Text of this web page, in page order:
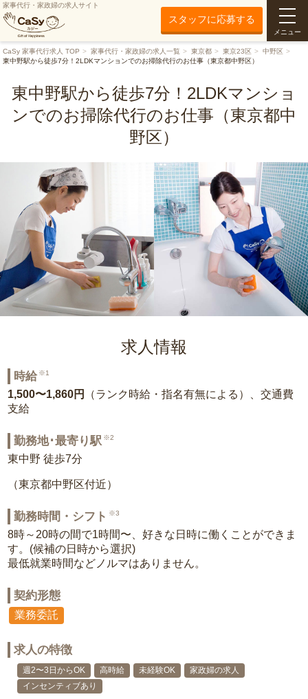
家事代行・家政婦の求人サイト
スタッフに応募する
メニュー
CaSy 家事代行求人 TOP 家事代行・家政婦の求人一覧 東京都 東京23区
中野区
東中野駅から徒歩7分！2LDKマンションでのお掃除代行のお仕事（東京都中野区）
東中野駅から徒歩7分！2LDKマンショ
ンでのお掃除代行のお仕事（東京都中
野区）
求人情報
時給 ※1
1,500〜1,860円
（ランク時給・指名有無による）、交通費
支給
勤務地･最寄り駅 ※2
東中野 徒歩7分
（東京都中野区付近）
勤務時間・シフト ※3
8時～20時の間で1時間〜、好きな日時に働くことができま
す。(候補の日時から選択)
最低就業時間などノルマはありません。
契約形態
業務委託
求人の特徴
週2〜3日からOK 高時給 未経験OK
家政婦の求人
インセンティブあり